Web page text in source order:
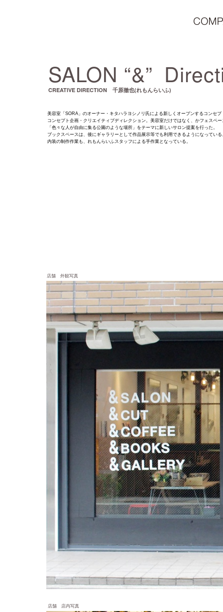
SALON “&”
CREATIVE DIRECTION 千原徹也(れもんらいふ)
美容室「 SORA」のオーナー・キタハラヨシノリ氏による新しくオープンするコンセプ
コンセプト企画・クリエイティブディレクション。美容室だけではなく、かフェスペ
「色々な人が自由に集る公園のような場所」をテーマに新しいサロン提案を行った。
ブックスペースは、後にギャラリーとして作品展示等でも利用できるようになっている
内装の制作作業も、れもんらいふスタッフによる手作業となっている。
店舗 外観写真
店舗 店内写真